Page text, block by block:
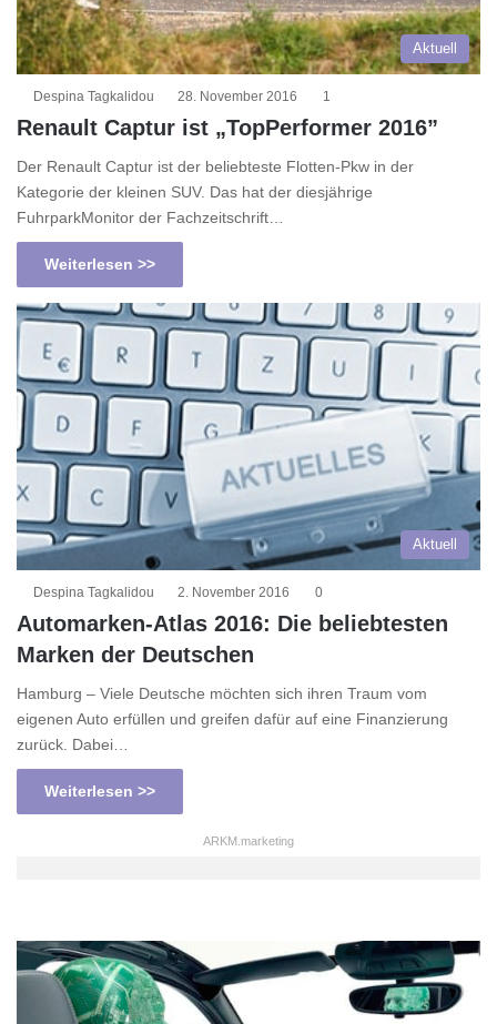
Aktuell
Despina Tagkalidou 28. November 2016 1
Renault Captur ist „TopPerformer 2016”
Der Renault Captur ist der beliebteste Flotten-Pkw in der
Kategorie der kleinen SUV. Das hat der diesjährige
FuhrparkMonitor der Fachzeitschrift…
Weiterlesen >>
Aktuell
Despina Tagkalidou 2. November 2016 0
Automarken-Atlas 2016: Die beliebtesten
Marken der Deutschen
Hamburg – Viele Deutsche möchten sich ihren Traum vom
eigenen Auto erfüllen und greifen dafür auf eine Finanzierung
zurück. Dabei…
Weiterlesen >>
ARKM.marketing